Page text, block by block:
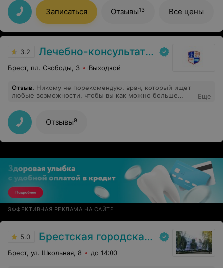
Записаться Отзывы13 Все цены
3.2 Лечебно-консультативная поликлиника г. Брест
Брест, пл. Свободы, 3 Выходной
Отзыв. Никому не порекомендую. врач, который ищет
любые возможности, чтобы вы как можно больше
разъясняет. хочешь узнать - заплати еще. такого
потребительского отношения не встречала ни в одной
платной клинике
Еще
Отзывы9
ЭФФЕКТИВНАЯ РЕКЛАМА НА САЙТЕ
5.0 Брестская городская больница №2
Брест, ул. Школьная, 8 до 14:00